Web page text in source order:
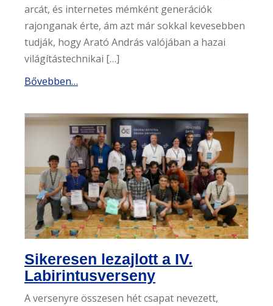
arcát, és internetes mémként generációk
rajonganak érte, ám azt már sokkal kevesebben
tudják, hogy Arató András valójában a hazai
világítástechnikai […]
Bővebben…
Sikeresen lezajlott a IV.
Labirintusverseny
A versenyre összesen hét csapat nevezett,